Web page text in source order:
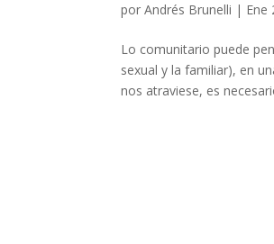
porAndrés Brunelli | Ene
Lo comunitario puede
sexual y la familiar), en
nos atraviese, es